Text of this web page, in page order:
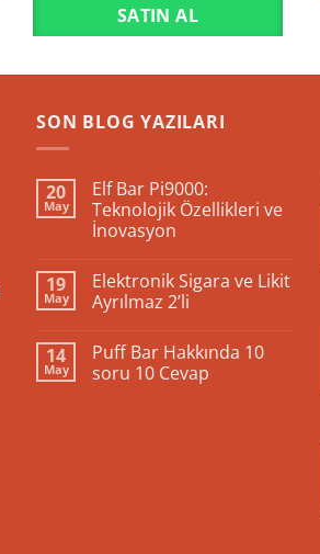
SATIN AL
SON BLOG YAZILARI
20
May
Elf Bar Pi9000:
Teknolojik Özellikleri ve
İnovasyon
Elf
Bar
Pi9000:
ve
İnovasyon
19
May
Elektronik Sigara ve Likit
Ayrılmaz 2’li
Elektronik
Sigara
ve
14
May
Puff Bar Hakkında 10
soru 10 Cevap